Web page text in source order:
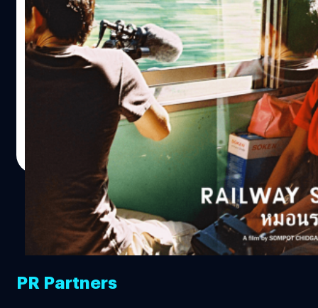
หมอนรถไฟ Railway Sleepers : 8 ปีเพื่อ
สารคดีสำรวจชีวิตคนไทยบนรถไฟที่หัวถึง
หมอนจริงๆ
พูดชื่อ สมพจน์ ชิตเกษรพงศ์ ขึ้นมาคนดูหนังทั่วไปก็คงมีงง ๆ
ครับ แต่ถ้าใครสายหนังทางเลือกหน่อยบอกว่าเขาคือ ผู้ช่วยให้
เจ้าพ่อหนังอินดี้ไทยอย่าง เจ้ย-อภิชาติพงศ์ วีระเศรษฐกุล ก็
อาจจะเริ่มมีจุดอ้างอิงให้อ๋อมากขึ้น แต่ถ้าเอาให้ใกล้ชิดคน
ทั่วไปที่สุดเลยก็ต้องแนะนำว่าเขาคือ สุดยอดแฟนพันธุ์แท้
วอลท์ ดิสนีย์ ประจำปี 2001 นั่นเอง
| 3397 days ago
PR Partners